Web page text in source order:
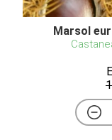
Marsol